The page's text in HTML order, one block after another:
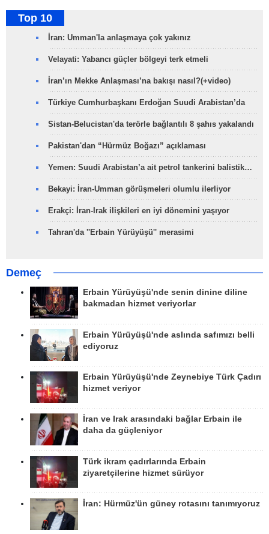
Top 10
İran: Umman'la anlaşmaya çok yakınız
Velayati: Yabancı güçler bölgeyi terk etmeli
İran’ın Mekke Anlaşması’na bakışı nasıl?(+video)
Türkiye Cumhurbaşkanı Erdoğan Suudi Arabistan’da
Sistan-Belucistan'da terörle bağlantılı 8 şahıs yakalandı
Pakistan'dan “Hürmüz Boğazı” açıklaması
Yemen: Suudi Arabistan’a ait petrol tankerini balistik…
Bekayi: İran-Umman görüşmeleri olumlu ilerliyor
Erakçi: İran-Irak ilişkileri en iyi dönemini yaşıyor
Tahran'da ''Erbain Yürüyüşü'' merasimi
Demeç
Erbain Yürüyüşü'nde senin dinine diline
bakmadan hizmet veriyorlar
Erbain Yürüyüşü'nde aslında safımızı belli
ediyoruz
Erbain Yürüyüşü'nde Zeynebiye Türk Çadırı
hizmet veriyor
İran ve Irak arasındaki bağlar Erbain ile
daha da güçleniyor
Türk ikram çadırlarında Erbain
ziyaretçilerine hizmet sürüyor
İran: Hürmüz'ün güney rotasını tanımıyoruz